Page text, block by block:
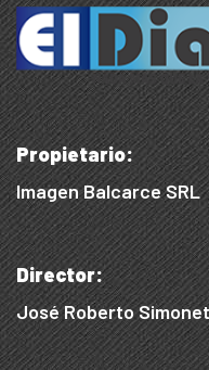
Propietario:
Imagen Balcarce SRL
Director:
José Roberto